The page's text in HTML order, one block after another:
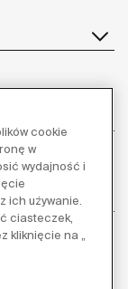
cookie
w
wydajność i
ich używanie.
ciasteczek,
kliknięcie na „